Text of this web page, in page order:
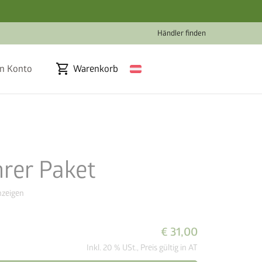
Händler finden
Konto shopping_cart Warenkorb
Paket
€ 31,00
Inkl. 20 % USt., Preis gültig in AT